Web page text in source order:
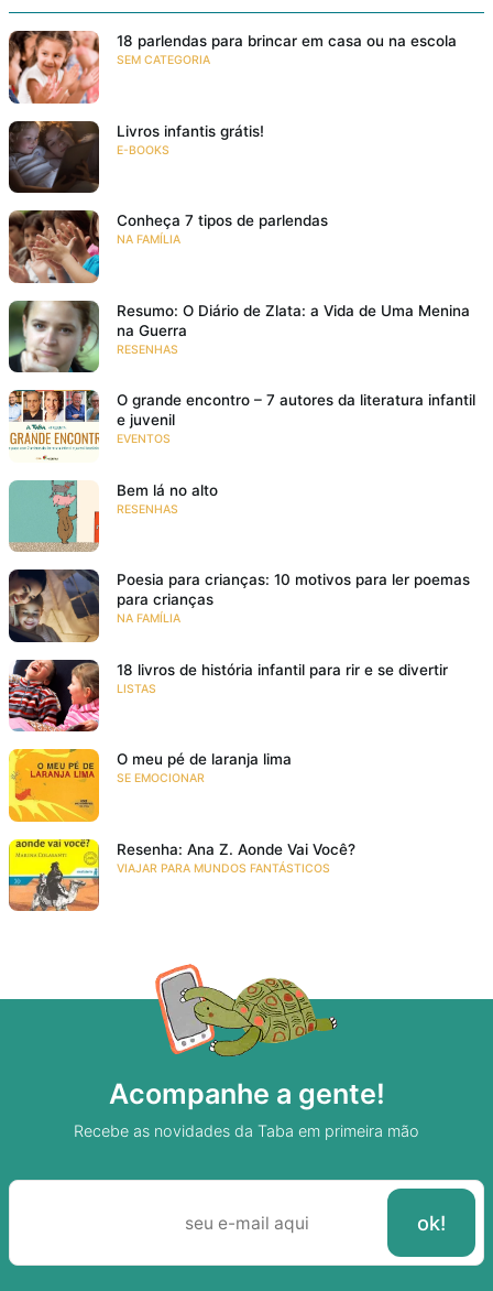
18 parlendas para brincar em casa ou na escola
SEM CATEGORIA
Livros infantis grátis!
E-BOOKS
Conheça 7 tipos de parlendas
NA FAMÍLIA
Resumo: O Diário de Zlata: a Vida de Uma Menina
na Guerra
RESENHAS
O grande encontro – 7 autores da literatura infantil
e juvenil
EVENTOS
Bem lá no alto
RESENHAS
Poesia para crianças: 10 motivos para ler poemas
para crianças
NA FAMÍLIA
18 livros de história infantil para rir e se divertir
LISTAS
O meu pé de laranja lima
SE EMOCIONAR
Resenha: Ana Z. Aonde Vai Você?
VIAJAR PARA MUNDOS FANTÁSTICOS
Acompanhe a gente!
Recebe as novidades da Taba em primeira mão